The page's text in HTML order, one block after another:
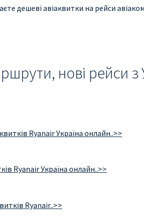
дешеві авіаквитки на рейси
нові рейси з
Ryanair Україна онлайн..>>
Ryanair Україна онлайн..>>
Ryanair..>>